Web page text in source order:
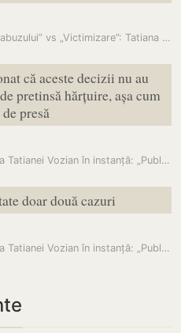
„Dovadă incontestabilă a abuzului” vs „Victimizare”: Tatiana Vozian și…
că aceste decizii nu au
pretinsă hărțuire, așa cum
presă
Marian Lupu, după victoria Tatianei Vozian în instanță: „Publicului îi…
doar două cazuri
Marian Lupu, după victoria Tatianei Vozian în instanță: „Publicului îi…